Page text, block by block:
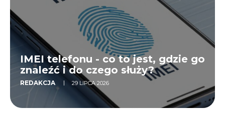
IMEI telefonu - co to jest, gdzie go
znaleźć i do czego służy?
REDAKCJA 29 LIPCA 2026